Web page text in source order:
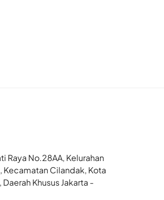
Raya No.28AA, Kelurahan
Kecamatan Cilandak, Kota
Daerah Khusus Jakarta -